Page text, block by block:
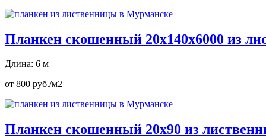
Планкен скошенный 20х140х6000 из
Длина: 6 м
от 800 руб./м2
Планкен скошенный 20х90 из